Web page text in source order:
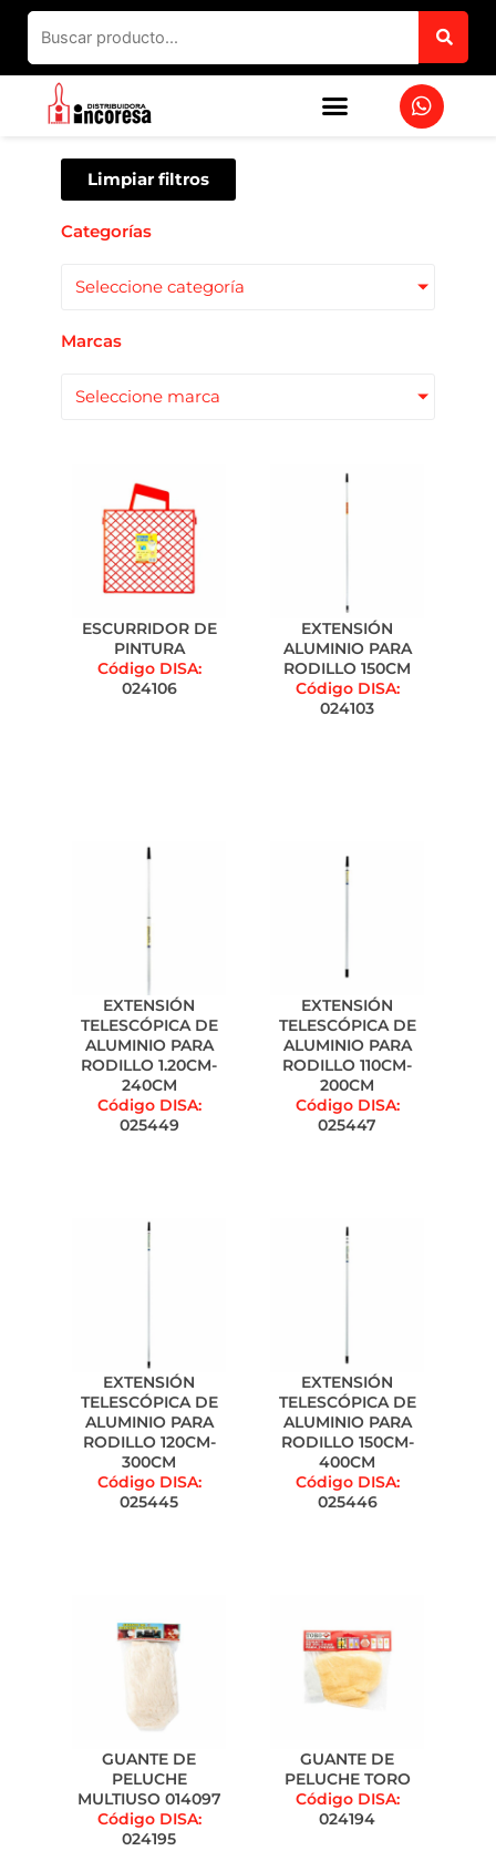
contenido
W
h
Limpiar filtros
Categorías
Seleccione categoría
Marcas
Seleccione marca
ESCURRIDOR DE
PINTURA
Código DISA:
024106
EXTENSIÓN
ALUMINIO PARA
RODILLO 150CM
Código DISA:
024103
EXTENSIÓN
TELESCÓPICA DE
ALUMINIO PARA
RODILLO 1.20CM-
240CM
Código DISA:
025449
EXTENSIÓN
TELESCÓPICA DE
ALUMINIO PARA
RODILLO 110CM-
200CM
Código DISA:
025447
EXTENSIÓN
TELESCÓPICA DE
ALUMINIO PARA
RODILLO 120CM-
300CM
Código DISA:
025445
EXTENSIÓN
TELESCÓPICA DE
ALUMINIO PARA
RODILLO 150CM-
400CM
Código DISA:
025446
GUANTE DE
PELUCHE
MULTIUSO 014097
Código DISA:
024195
GUANTE DE
PELUCHE TORO
Código DISA:
024194